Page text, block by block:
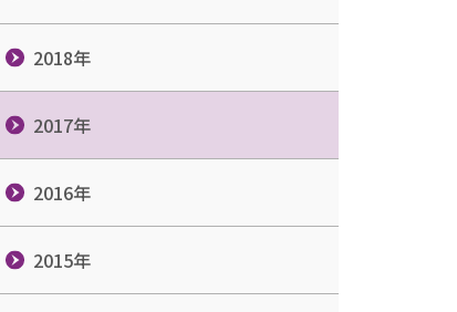
2018年
2017年
2016年
2015年